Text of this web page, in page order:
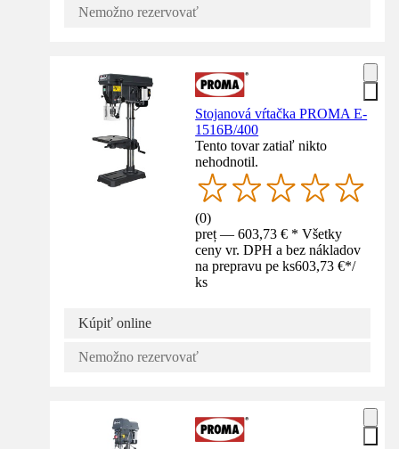
Nemožno rezervovať
Stojanová vŕtačka PROMA E-
1516B/400
Tento tovar zatiaľ nikto
nehodnotil.
(0)
preț — 603,73 € * Všetky
ceny vr. DPH a bez nákladov
na prepravu pe ks603,73 €*/
ks
Kúpiť online
Nemožno rezervovať